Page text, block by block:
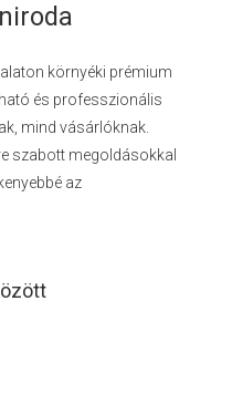
környéki prémium
és professzionális
mind vásárlóknak.
szabott megoldásokkal
az